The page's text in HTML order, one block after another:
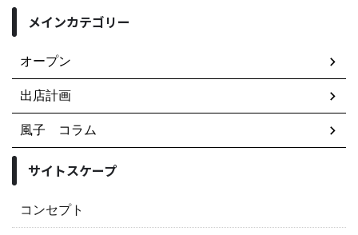
メインカテゴリー
オープン
出店計画
風子 コラム
サイトスケープ
コンセプト